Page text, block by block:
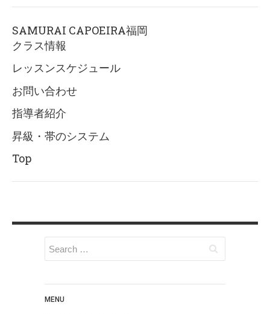
SAMURAI CAPOEIRA福岡
クラス情報
レッスンスケジュール
お問い合わせ
指導者紹介
昇級・帯のシステム
Top
MENU